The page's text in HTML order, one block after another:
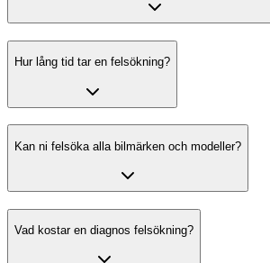
Hur lång tid tar en felsökning?
Kan ni felsöka alla bilmärken och modeller?
Vad kostar en diagnos felsökning?